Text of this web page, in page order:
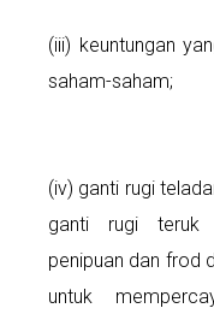
(iii) keuntungan
saham-saham;
(iv) ganti rugi
ganti rugi teruk
penipuan dan frod
untuk